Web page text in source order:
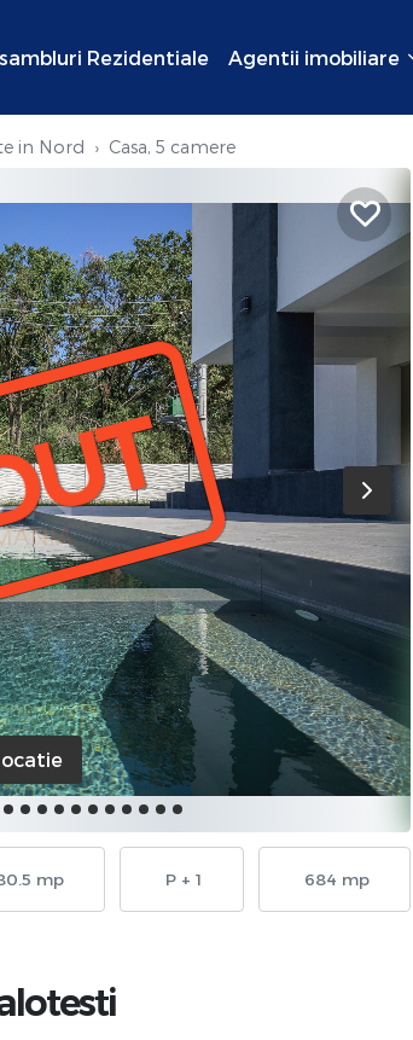
Rezidentiale Agentii imobiliare
in Nord Casa, 5 camere
mp P + 1 684 mp